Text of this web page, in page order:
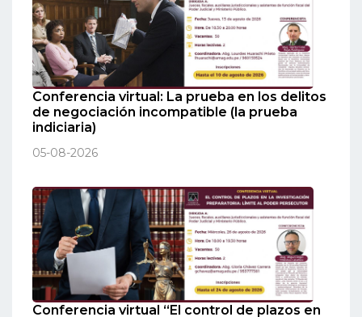
Conferencia virtual: La prueba en los delitos
de negociación incompatible (la prueba
indiciaria)
05-08-2026
Conferencia virtual “El control de plazos en